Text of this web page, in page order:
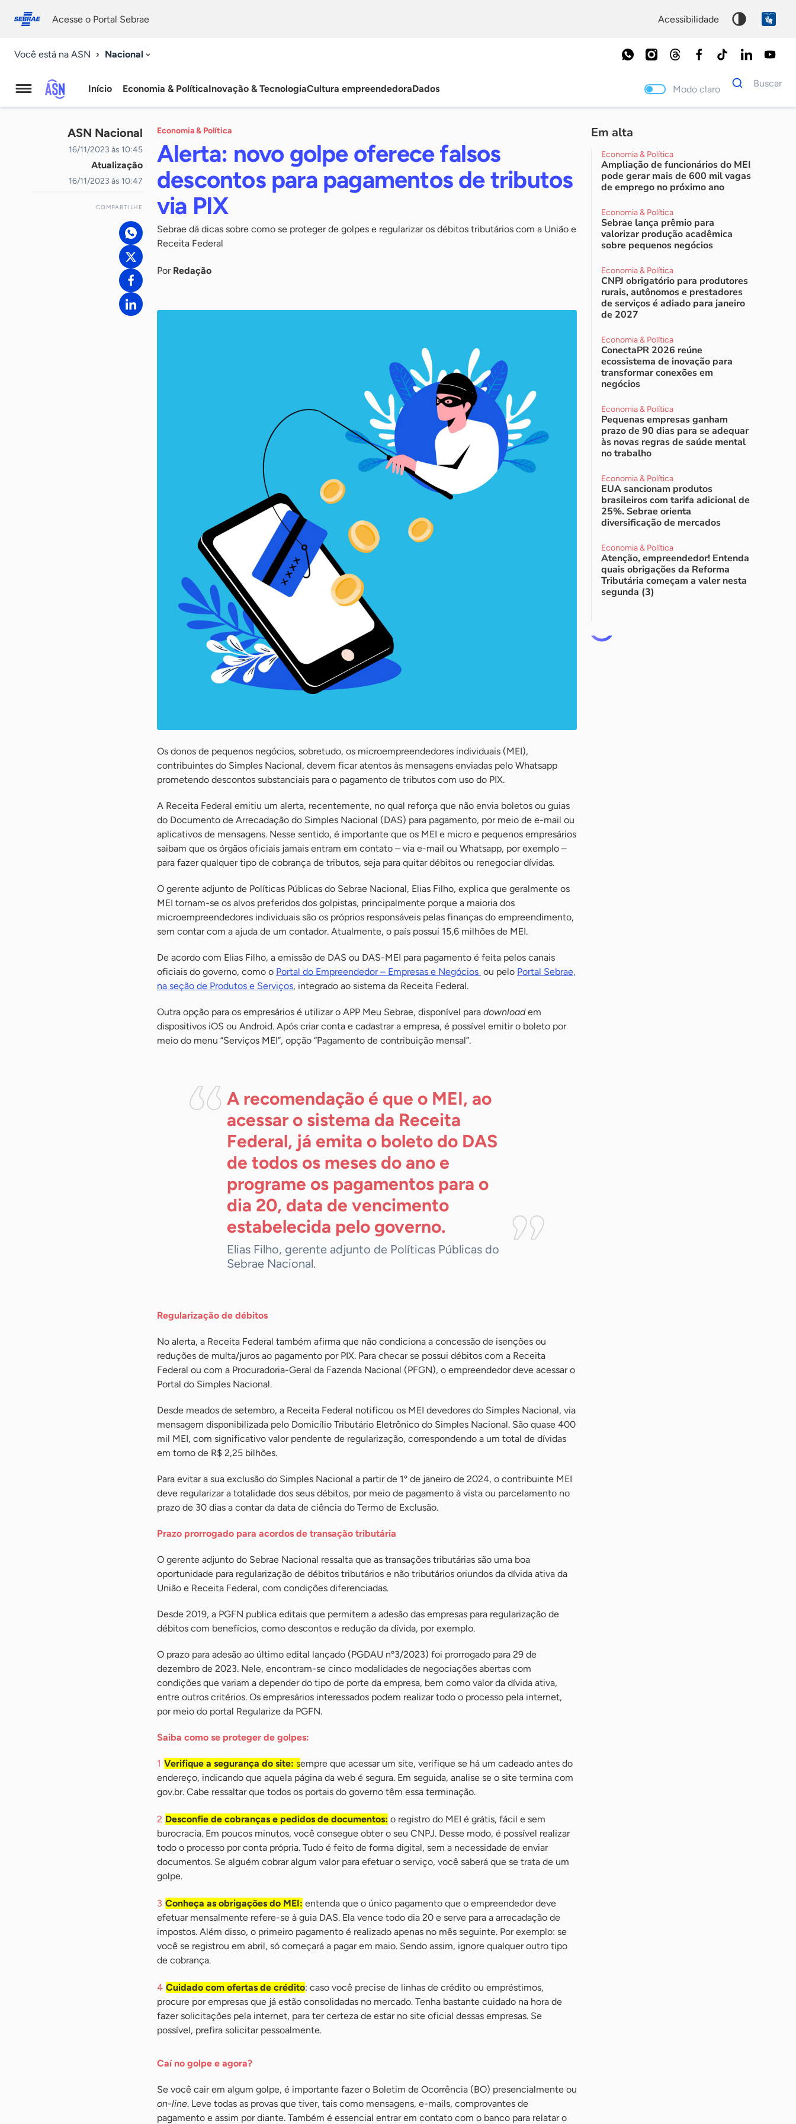
conosco
Acesse o Portal Sebrae acessibilidade
Você está na ASN Nacional
Agência
Sebrae
Notícias
Início Economia & PolíticaInovação & TecnologiaCultura empreendedoraDados Modo claro
Dados
para
Buscar
ASN Nacional
16/11/2023 às 10:45
Atualização
16/11/2023 às 10:47
COMPARTILHE
Economia & Política
Alerta: novo golpe oferece falsos
descontos para pagamentos de tributos
via PIX
Sebrae dá dicas sobre como se proteger de golpes e regularizar os débitos tributários com a União e
Receita Federal
Por Redação
Os donos de pequenos negócios, sobretudo, os microempreendedores individuais (MEI),
contribuintes do Simples Nacional, devem ficar atentos às mensagens enviadas pelo Whatsapp
prometendo descontos substanciais para o pagamento de tributos com uso do PIX.
A Receita Federal emitiu um alerta, recentemente, no qual reforça que não envia boletos ou guias
do Documento de Arrecadação do Simples Nacional (DAS) para pagamento, por meio de e-mail ou
aplicativos de mensagens. Nesse sentido, é importante que os MEI e micro e pequenos empresários
saibam que os órgãos oficiais jamais entram em contato – via e-mail ou Whatsapp, por exemplo –
para fazer qualquer tipo de cobrança de tributos, seja para quitar débitos ou renegociar dívidas.
O gerente adjunto de Políticas Públicas do Sebrae Nacional, Elias Filho, explica que geralmente os
MEI tornam-se os alvos preferidos dos golpistas, principalmente porque a maioria dos
microempreendedores individuais são os próprios responsáveis pelas finanças do empreendimento,
sem contar com a ajuda de um contador. Atualmente, o país possui 15,6 milhões de MEI.
De acordo com Elias Filho, a emissão de DAS ou DAS-MEI para pagamento é feita pelos canais
oficiais do governo, como o Portal do Empreendedor – Empresas e Negócios ou pelo Portal Sebrae,
na seção de Produtos e Serviços, integrado ao sistema da Receita Federal.
Outra opção para os empresários é utilizar o APP Meu Sebrae, disponível para downloadem
dispositivos iOS ou Android. Após criar conta e cadastrar a empresa, é possível emitir o boleto por
meio do menu “Serviços MEI”, opção “Pagamento de contribuição mensal”.
A recomendação é que o MEI, ao
acessar o sistema da Receita
Federal, já emita o boleto do DAS
de todos os meses do ano e
programe os pagamentos para o
dia 20, data de vencimento
estabelecida pelo governo.
Elias Filho, gerente adjunto de Políticas Públicas do
Sebrae Nacional.
Regularização de débitos
No alerta, a Receita Federal também afirma que não condiciona a concessão de isenções ou
reduções de multa/juros ao pagamento por PIX. Para checar se possui débitos com a Receita
Federal ou com a Procuradoria-Geral da Fazenda Nacional (PFGN), o empreendedor deve acessar o
Portal do Simples Nacional.
Desde meados de setembro, a Receita Federal notificou os MEI devedores do Simples Nacional, via
mensagem disponibilizada pelo Domicílio Tributário Eletrônico do Simples Nacional. São quase 400
mil MEI, com significativo valor pendente de regularização, correspondendo a um total de dívidas
em torno de R$ 2,25 bilhões.
Para evitar a sua exclusão do Simples Nacional a partir de 1º de janeiro de 2024, o contribuinte MEI
deve regularizar a totalidade dos seus débitos, por meio de pagamento à vista ou parcelamento no
prazo de 30 dias a contar da data de ciência do Termo de Exclusão.
Prazo prorrogado para acordos de transação tributária
O gerente adjunto do Sebrae Nacional ressalta que as transações tributárias são uma boa
oportunidade para regularização de débitos tributários e não tributários oriundos da dívida ativa da
União e Receita Federal, com condições diferenciadas.
Desde 2019, a PGFN publica editais que permitem a adesão das empresas para regularização de
débitos com benefícios, como descontos e redução da dívida, por exemplo.
O prazo para adesão ao último edital lançado (PGDAU nº3/2023) foi prorrogado para 29 de
dezembro de 2023. Nele, encontram-se cinco modalidades de negociações abertas com
condições que variam a depender do tipo de porte da empresa, bem como valor da dívida ativa,
entre outros critérios. Os empresários interessados podem realizar todo o processo pela internet,
por meio do portal Regularize da PGFN.
Saiba como se proteger de golpes:
Verifique a segurança do site: sempre que acessar um site, verifique se há um cadeado antes do
endereço, indicando que aquela página da web é segura. Em seguida, analise se o site termina com
gov.br. Cabe ressaltar que todos os portais do governo têm essa terminação.
Desconfie de cobranças e pedidos de documentos: o registro do MEI é grátis, fácil e sem
burocracia. Em poucos minutos, você consegue obter o seu CNPJ. Desse modo, é possível realizar
todo o processo por conta própria. Tudo é feito de forma digital, sem a necessidade de enviar
documentos. Se alguém cobrar algum valor para efetuar o serviço, você saberá que se trata de um
golpe.
Conheça as obrigações do MEI: entenda que o único pagamento que o empreendedor deve
efetuar mensalmente refere-se à guia DAS. Ela vence todo dia 20 e serve para a arrecadação de
impostos. Além disso, o primeiro pagamento é realizado apenas no mês seguinte. Por exemplo: se
você se registrou em abril, só começará a pagar em maio. Sendo assim, ignore qualquer outro tipo
de cobrança.
Cuidado com ofertas de crédito: caso você precise de linhas de crédito ou empréstimos,
procure por empresas que já estão consolidadas no mercado. Tenha bastante cuidado na hora de
fazer solicitações pela internet, para ter certeza de estar no site oficial dessas empresas. Se
possível, prefira solicitar pessoalmente.
Caí no golpe e agora?
Se você cair em algum golpe, é importante fazer o Boletim de Ocorrência (BO) presencialmente ou
on-line. Leve todas as provas que tiver, tais como mensagens, e-mails, comprovantes de
pagamento e assim por diante. Também é essencial entrar em contato com o banco para relatar o
Em alta
Economia & Política
Ampliação de funcionários do MEI
pode gerar mais de 600 mil vagas
de emprego no próximo ano
Economia & Política
Sebrae lança prêmio para
valorizar produção acadêmica
sobre pequenos negócios
Economia & Política
CNPJ obrigatório para produtores
rurais, autônomos e prestadores
de serviços é adiado para janeiro
de 2027
Economia & Política
ConectaPR 2026 reúne
ecossistema de inovação para
transformar conexões em
negócios
Economia & Política
Pequenas empresas ganham
prazo de 90 dias para se adequar
às novas regras de saúde mental
no trabalho
Economia & Política
EUA sancionam produtos
brasileiros com tarifa adicional de
25%. Sebrae orienta
diversificação de mercados
Economia & Política
Atenção, empreendedor! Entenda
quais obrigações da Reforma
Tributária começam a valer nesta
segunda (3)